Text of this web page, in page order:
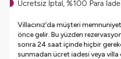
Ücretsiz İptal, %100 Para
Villacınız'da müşteri
önce gelir. Bu yüzden
sonra 24 saat içinde hiçbir
sunmadan ücret iadesi veya villa